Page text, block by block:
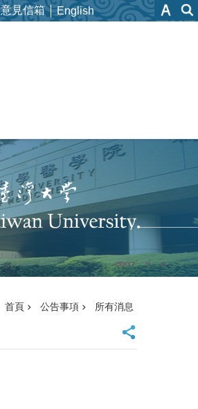
意見信箱 English
首頁 公告事項 所有消息